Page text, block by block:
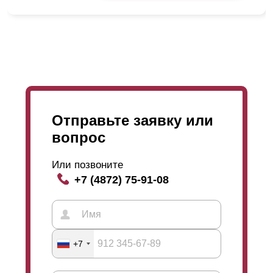
Если прохожий попробует посмотреть через забор
ламели
, то мы получаем понятие угол обзора.
Отправьте заявку или
вопрос
Или позвоните
+7 (4872) 75-91-08
+7